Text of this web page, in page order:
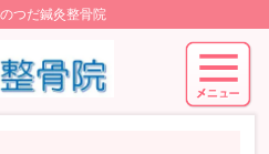
つだ鍼灸整骨院